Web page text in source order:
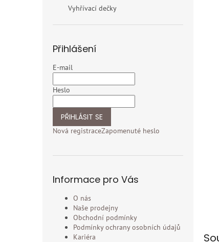
Vyhřívací dečky
Přihlášení
E-mail
Heslo
PŘIHLÁSIT SE
Nová registraceZapomenuté heslo
Informace pro Vás
O nás
Naše prodejny
Obchodní podmínky
Podmínky ochrany osobních údajů
Kariéra